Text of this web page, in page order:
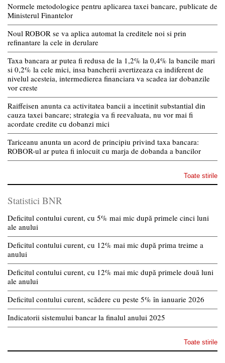
Normele metodologice pentru aplicarea taxei bancare, publicate de
Ministerul Finantelor
Noul ROBOR se va aplica automat la creditele noi si prin
refinantare la cele in derulare
Taxa bancara ar putea fi redusa de la 1,2% la 0,4% la bancile mari
si 0,2% la cele mici, insa bancherii avertizeaza ca indiferent de
nivelul acesteia, intermedierea financiara va scadea iar dobanzile
vor creste
Raiffeisen anunta ca activitatea bancii a incetinit substantial din
cauza taxei bancare; strategia va fi reevaluata, nu vor mai fi
acordate credite cu dobanzi mici
Tariceanu anunta un acord de principiu privind taxa bancara:
ROBOR-ul ar putea fi inlocuit cu marja de dobanda a bancilor
Toate stirile
Statistici BNR
Deficitul contului curent, cu 5% mai mic după primele cinci luni
ale anului
Deficitul contului curent, cu 12% mai mic după prima treime a
anului
Deficitul contului curent, cu 12% mai mic după primele două luni
ale anului
Deficitul contului curent, scădere cu peste 5% în ianuarie 2026
Indicatorii sistemului bancar la finalul anului 2025
Toate stirile